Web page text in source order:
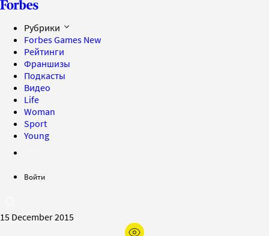
Рубрики
Forbes Games New
Рейтинги
Франшизы
Подкасты
Видео
Life
Woman
Sport
Young
Войти
15 December 2015